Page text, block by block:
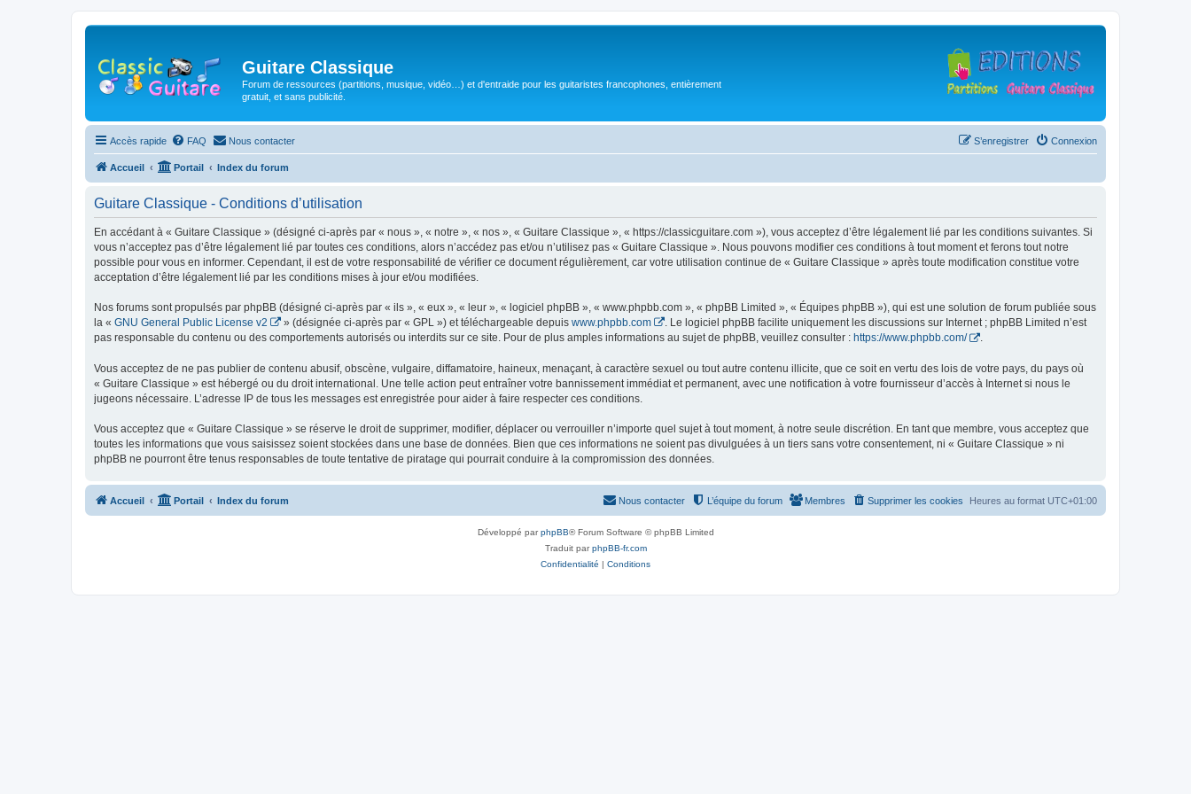
Guitare Classique
Forum de ressources (partitions, musique, vidéo…) et d'entraide pour les guitaristes francophones, entièrement
gratuit, et sans publicité.
Accès rapide FAQ Nous contacter Connexion
S’enregistrer
Accueil Portail Index du forum
Guitare Classique - Conditions d’utilisation
En accédant à « Guitare Classique » (désigné ci-après par « nous », « notre », « nos », « Guitare Classique », « https://classicguitare.com »), vous acceptez d’être légalement lié par les conditions suivantes. Si
vous n’acceptez pas d’être légalement lié par toutes ces conditions, alors n’accédez pas et/ou n’utilisez pas « Guitare Classique ». Nous pouvons modifier ces conditions à tout moment et ferons tout notre
possible pour vous en informer. Cependant, il est de votre responsabilité de vérifier ce document régulièrement, car votre utilisation continue de « Guitare Classique » après toute modification constitue votre
acceptation d’être légalement lié par les conditions mises à jour et/ou modifiées.
Nos forums sont propulsés par phpBB (désigné ci-après par « ils », « eux », « leur », « logiciel phpBB », « www.phpbb.com », « phpBB Limited », « Équipes phpBB »), qui est une solution de forum publiée sous
la « GNU General Public License v2 » (désignée ci-après par « GPL ») et téléchargeable depuis www.phpbb.com
. Le logiciel phpBB facilite uniquement les discussions sur Internet ; phpBB Limited n’est
pas responsable du contenu ou des comportements autorisés ou interdits sur ce site. Pour de plus amples informations au sujet de phpBB, veuillez consulter : https://www.phpbb.com/ .
Vous acceptez de ne pas publier de contenu abusif, obscène, vulgaire, diffamatoire, haineux, menaçant, à caractère sexuel ou tout autre contenu illicite, que ce soit en vertu des lois de votre pays, du pays où
« Guitare Classique » est hébergé ou du droit international. Une telle action peut entraîner votre bannissement immédiat et permanent, avec une notification à votre fournisseur d’accès à Internet si nous le
jugeons nécessaire. L’adresse IP de tous les messages est enregistrée pour aider à faire respecter ces conditions.
Vous acceptez que « Guitare Classique » se réserve le droit de supprimer, modifier, déplacer ou verrouiller n’importe quel sujet à tout moment, à notre seule discrétion. En tant que membre, vous acceptez que
toutes les informations que vous saisissez soient stockées dans une base de données. Bien que ces informations ne soient pas divulguées à un tiers sans votre consentement, ni « Guitare Classique » ni
phpBB ne pourront être tenus responsables de toute tentative de piratage qui pourrait conduire à la compromission des données.
Accueil Portail Index du forum Heures au format UTC+01:00
Supprimer les cookies
Membres
L’équipe du forum
Nous contacter
Développé parphpBB® Forum Software © phpBB Limited
Traduit parphpBB-fr.com
Confidentialité | Conditions